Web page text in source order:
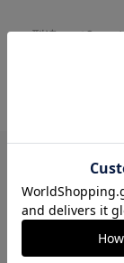
型違いで3モ
デザイン”ダ
グレンヒェン
LowBEAT
ONLINE SHOP